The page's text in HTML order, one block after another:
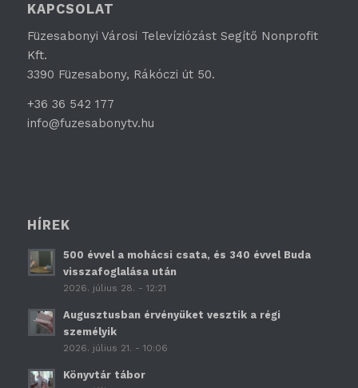
KAPCSOLAT
Füzesabonyi Városi Televíziózást Segítő Nonprofit
Kft.
3390 Füzesabony, Rákóczi út 50.
+36 36 542 177
info@fuzesabonytv.hu
HÍREK
500 évvel a mohácsi csata, és 340 évvel Buda
visszafoglalása után
2026. július 28. - 12:21
Augusztusban érvényüket vesztik a régi
személyik
2026. július 21. - 10:06
Könyvtár tábor